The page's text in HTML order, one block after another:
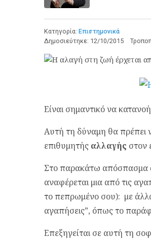
Κατηγορία: Επιστημονικά
Δημοσιεύτηκε: 12/10/2015
Είναι σημαντικό να
Αυτή τη δύναμη θα πρέπει
επιθυμητής αλλαγής στον
Στο παρακάτω απόσπασμα
αναφέρεται μια από τις
το πεπρωμένο σου): με
αγαπήσεις”, όπως το
Επεξηγείται σε αυτή τη